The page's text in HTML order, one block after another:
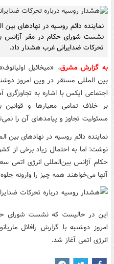
نماینده دائم روسیه در نهادهای بین‌
نشست شورای حکام در مقر آژانس
تحرکات ضدایرانی غرب هشدار داد.
به گزارش مشرق، «میخائیل
بین‌ المللی مستقر در وین امروز
اجتماعی ایکس با اشاره به تجاوزگری
بر خلاف تمامی معیارها و قوانین
مسئولیت تجاوز و پیامدهای آن را
نماینده دائم روسیه در نهادهای
نوشت: اما به احتمال زیاد برخی از
حکام آژانس بین‌المللی انرژی اتمی
آنها می‌خواهند همه چیز را وارونه
این در حالیست که نشست شورای
امروز دوشنبه با گزارش رافائل
انرژی اتمی آغاز شد.